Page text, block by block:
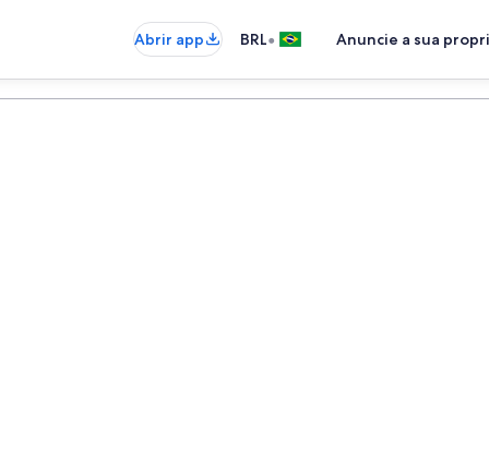
Abrir app BRL• Anuncie a sua